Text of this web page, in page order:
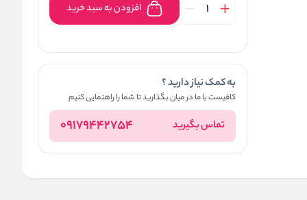
افزودن به سبد خرید
به کمک نیاز دارید ؟
کافیست با ما در میان بگذارید تا شما را راهنمایی کنیم
تماس بگیرید 09179442754